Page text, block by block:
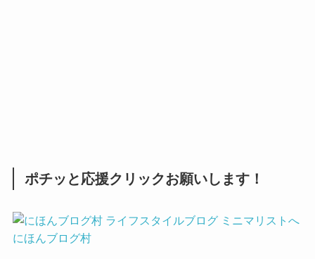
ポチッと応援クリックお願いします！
にほんブログ村